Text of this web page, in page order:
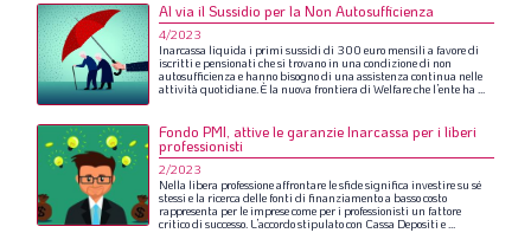
Al via il Sussidio per la Non Autosufficienza
4/2023
Inarcassa liquida i primi sussidi di 300 euro mensili a favoredi
iscritti e pensionati chesi trovanoin una condizionedi non
autosufficienza e hanno bisognodi una assistenza continua nelle
attività quotidiane.È la nuova frontiera di Welfareche l’ente ha ...
Fondo PMI, attive le garanzie Inarcassa per i liberi
professionisti
2/2023
Nella libera professioneaffrontare lesfidesignifica investiresu sé
stessi e la ricerca delle fonti di finanziamentoa bassocosto
rappresenta per leimpresecome peri professionisti un fattore
criticodi successo. L’accordostipulatocon Cassa Depositi e...